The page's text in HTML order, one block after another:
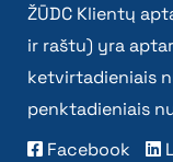
ŽŪDC Klientų
ir raštu) yra
ketvirtadieniais
penktadieniais
Facebook